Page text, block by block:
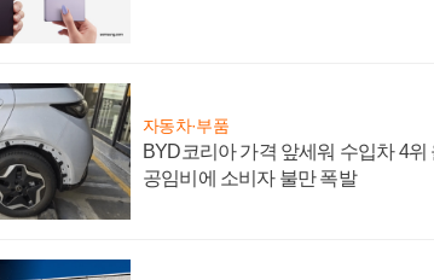
자동차·부품
BYD코리아 가격 앞세워 수입차 4위
공임비에 소비자 불만 폭발